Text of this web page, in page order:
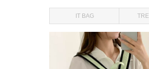
IT BAG